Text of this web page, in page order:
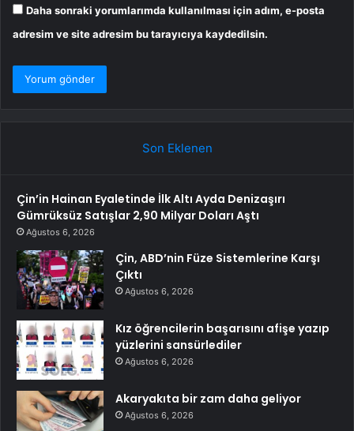
Daha sonraki yorumlarımda kullanılması için adım, e-posta
adresim ve site adresim bu tarayıcıya kaydedilsin.
Son Eklenen
Çin’in Hainan Eyaletinde İlk Altı Ayda Denizaşırı
Gümrüksüz Satışlar 2,90 Milyar Doları Aştı
Ağustos 6, 2026
Çin, ABD’nin Füze Sistemlerine Karşı
Çıktı
Ağustos 6, 2026
Kız öğrencilerin başarısını afişe yazıp
yüzlerini sansürlediler
Ağustos 6, 2026
Akaryakıta bir zam daha geliyor
Ağustos 6, 2026